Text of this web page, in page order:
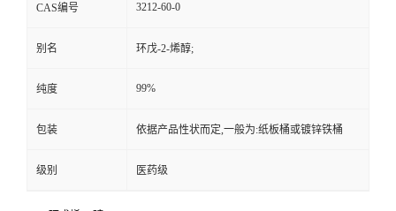
CAS编号 3212-60-0
别名 环戊-2-烯醇;
纯度 99%
包装 依据产品性状而定,一般为:纸板桶或镀锌铁桶
级别 医药级